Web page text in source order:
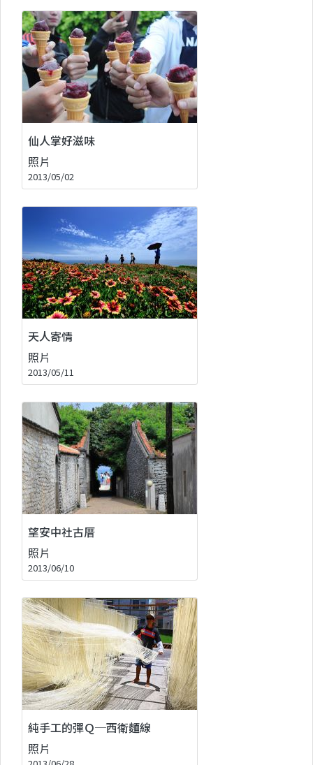
仙人掌好滋味
照片
2013/05/02
天人寄情
照片
2013/05/11
望安中社古厝
照片
2013/06/10
純手工的彈Ｑ─西衛麵線
照片